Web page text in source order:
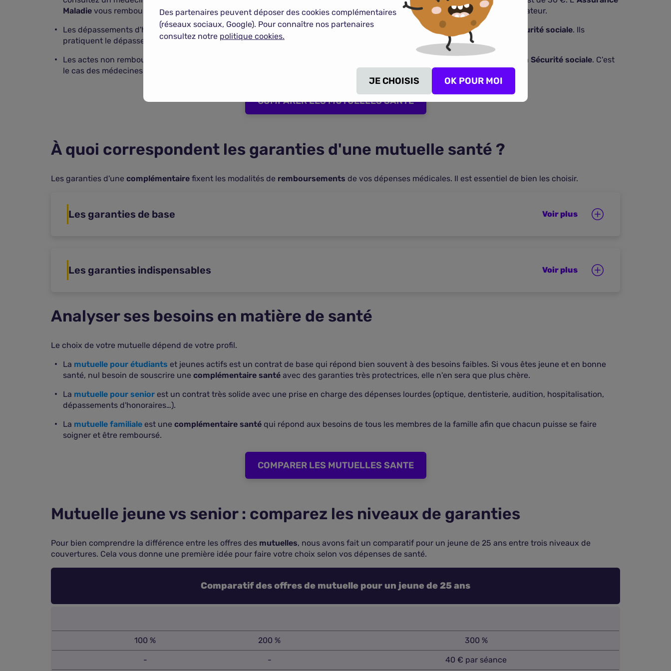
Maladie vous rembourse à hauteur de 70 %, soit 21 € (moins 2 € de participation forfaitaire). Il vous reste 9 € de ticket modérateur.
Les dépassements d'honoraires : les médecins conventionnés de secteur 2 n'appliquent pas le tarif de convention de la
Sécurité sociale. Ils
pratiquent le dépassement d'honoraires. L'Assurance Maladie
Les actes non remboursés par l'
: certaines pratiques sont considérées comme des soins de confort par la Sécurité sociale. C'est
le cas des médecines douces.
COMPARER LES MUTUELLES SANTE
À quoi correspondent les garanties d'une mutuelle santé ?
Les garanties d'une complémentaire fixent les modalités de remboursements de vos dépenses médicales. Il est essentiel de bien les choisir.
Les garanties de base
Les garanties indispensables
Analyser ses besoins en matière de santé
Le choix de votre mutuelle dépend de votre profil.
La mutuelle pour étudiants et jeunes actifs est un contrat de base qui répond bien souvent à des besoins faibles. Si vous êtes jeune et en bonne
santé, nul besoin de souscrire une complémentaire santé avec des garanties très protectrices, elle n'en sera que plus chère.
La mutuelle pour senior est un contrat très solide avec une prise en charge des dépenses lourdes (optique, dentisterie, audition, hospitalisation,
dépassements d'honoraires…).
La mutuelle familiale est une complémentaire santé qui répond aux besoins de tous les membres de la famille afin que chacun puisse se faire
soigner et être remboursé.
COMPARER LES MUTUELLES SANTE
Mutuelle jeune vs senior : comparez les niveaux de garanties
Pour bien comprendre la différence entre les offres des mutuelles, nous avons fait un comparatif pour un jeune de 25 ans entre trois niveaux de
couvertures. Cela vous donne une première idée pour faire votre choix selon vos dépenses de santé.
Comparatif des offres de mutuelle pour un jeune de 25 ans
100 % 200 % 300 %
- - 40 € par séance
Des partenaires peuvent déposer des cookies complémentaires
(réseaux sociaux, Google). Pour connaître nos partenaires
consultez notre politique cookies.
JE CHOISIS OK POUR MOI